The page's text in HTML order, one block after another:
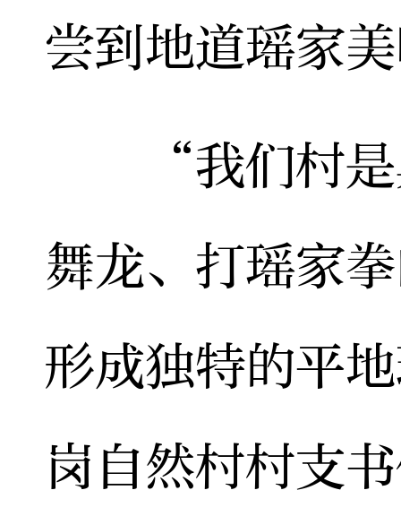
尝到地道瑶家
“我们村是
舞龙、打瑶家
形成独特的平
岗自然村村支